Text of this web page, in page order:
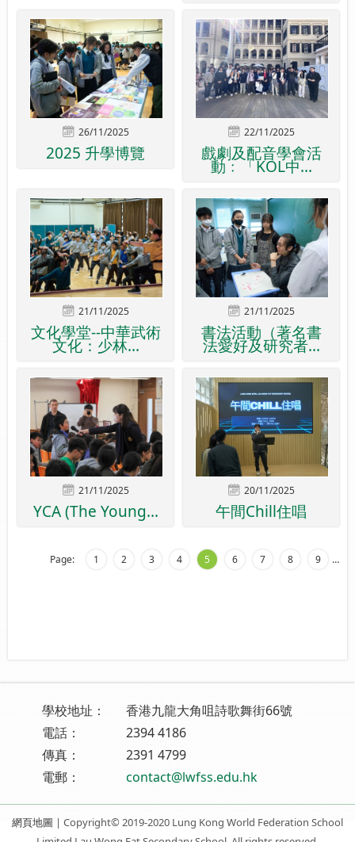
26/11/2025
2025 升學博覽
22/11/2025
戲劇及配音學會活
動﹕「KOL中...
21/11/2025
文化學堂--中華武術
文化：少林...
21/11/2025
書法活動（著名書
法愛好及研究者...
21/11/2025
YCA (The Young...
20/11/2025
午間Chill住唱
Page: 1 2 3 4 5 6 7 8 9 …
學校地址：
香港九龍大角咀詩歌舞街66號
電話：
2394 4186
傳真：
2391 4799
電郵：
contact@lwfss.edu.hk
網頁地圖 | Copyright© 2019-2020 Lung Kong World Federation School